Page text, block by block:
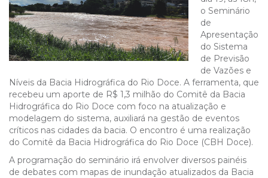
o Seminário
de
Apresentação
do Sistema
de Previsão
de Vazões e
Níveis da Bacia Hidrográfica do Rio Doce. A ferramenta, que
recebeu um aporte de R$ 1,3 milhão do Comitê da Bacia
Hidrográfica do Rio Doce com foco na atualização e
modelagem do sistema, auxiliará na gestão de eventos
críticos nas cidades da bacia. O encontro é uma realização
do Comitê da Bacia Hidrográfica do Rio Doce (CBH Doce).
A programação do seminário irá envolver diversos painéis
de debates com mapas de inundação atualizados da Bacia